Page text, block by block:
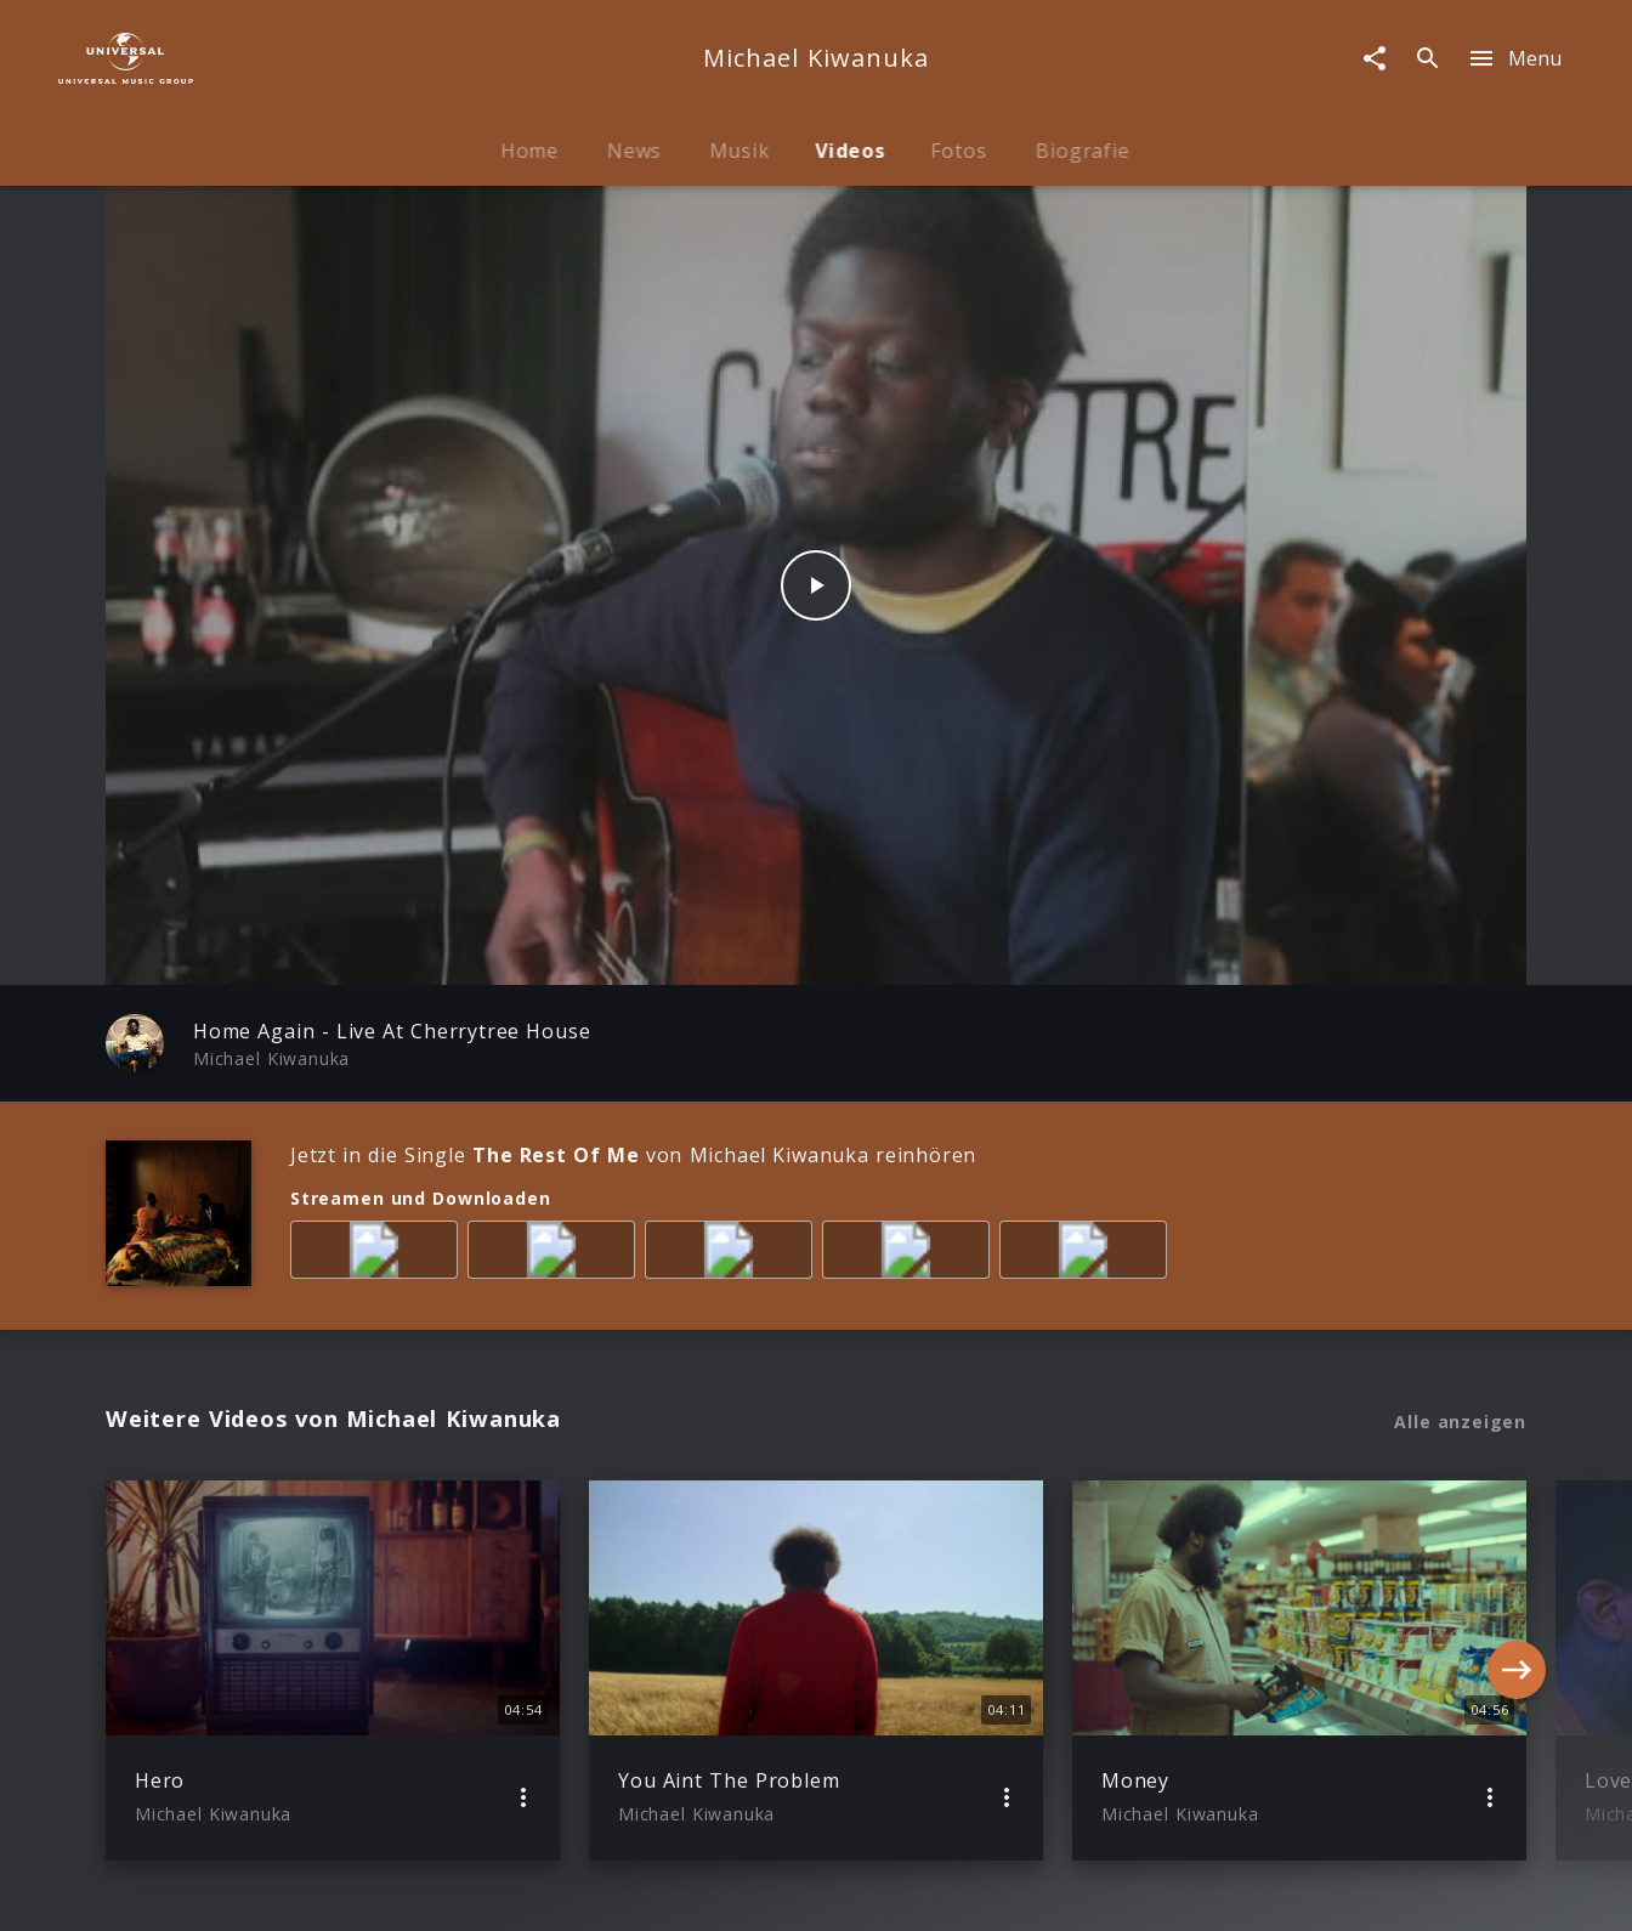
Kiwanuka
Again
Michael Kiwanuka Menu
Home News Musik Videos Fotos Biografie
Play
-03:36
Enter
Play
Home Again - Live At Cherrytree House
Michael Kiwanuka
Jetzt in die Single The Rest Of Me von Michael Kiwanuka reinhören
Streamen und Downloaden
Weitere Videos von Michael Kiwanuka Alle anzeigen
04:54
Hero
Michael Kiwanuka
04:11
You Aint The Problem
Michael Kiwanuka
04:56
Money
Michael Kiwanuka